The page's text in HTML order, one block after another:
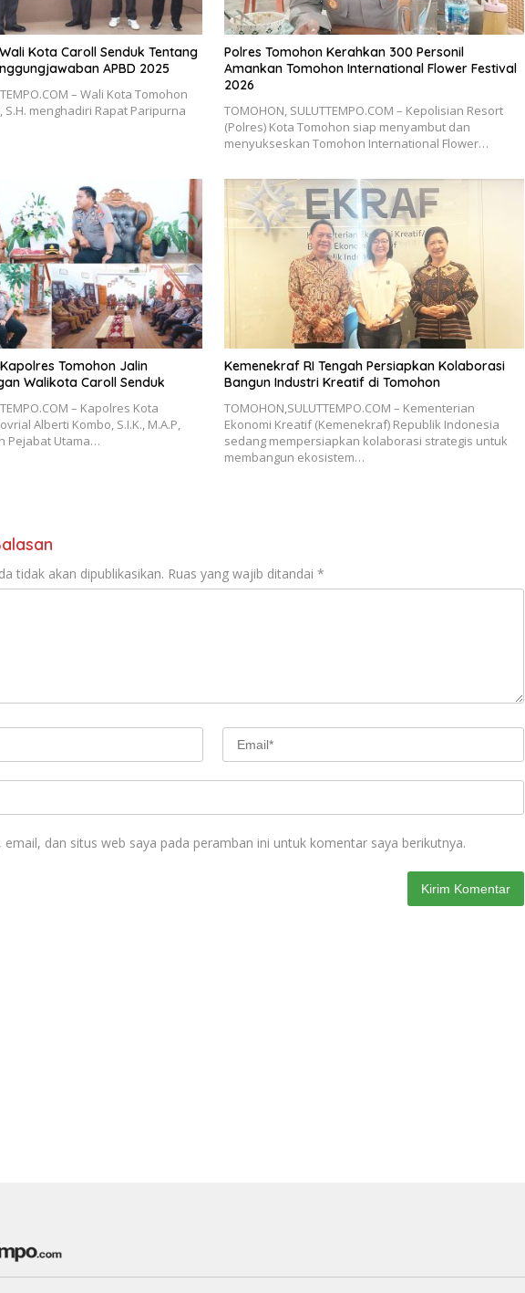
Kota Caroll Senduk Tentang
APBD 2025
– Wali Kota Tomohon
S.H. menghadiri Rapat Paripurna
Polres Tomohon Kerahkan 300 Personil
Amankan Tomohon International Flower Festival
2026
TOMOHON, SULUTTEMPO.COM – Kepolisian Resort
(Polres) Kota Tomohon siap menyambut dan
menyukseskan Tomohon International Flower…
Tomohon Jalin
Walikota Caroll Senduk
– Kapolres Kota
Alberti Kombo, S.I.K., M.A.P,
Pejabat Utama…
Kemenekraf RI Tengah Persiapkan Kolaborasi
Bangun Industri Kreatif di Tomohon
TOMOHON,SULUTTEMPO.COM – Kementerian
Ekonomi Kreatif (Kemenekraf) Republik Indonesia
sedang mempersiapkan kolaborasi strategis untuk
membangun ekosistem…
tidak akan dipublikasikan. Ruas yang wajib ditandai *
email, dan situs web saya pada peramban ini untuk komentar saya berikutnya.